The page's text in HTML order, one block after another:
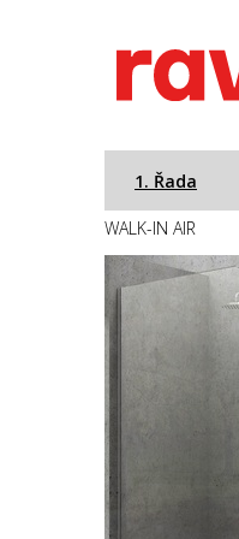
1. Řada
WALK-IN AIR